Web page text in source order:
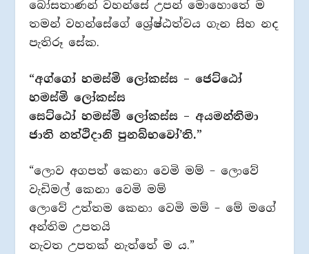
බෝසතාණන් වහන්සේ උපන් මොහොතේ ම
තමන් වහන්සේගේ ශ්‍රේෂ්ඨත්වය ගැන සිහ නද
පැතිරූ සේක.
“අග්ගෝ හමස්මි ලෝකස්ස – ජෙට්ඨෝ
හමස්මි ලෝකස්ස
සෙට්ඨෝ හමස්මි ලෝකස්ස – අයමන්තිමා
ජාති නත්ථිදානි පුනබ්භවෝ’ති.”
“ලොව අගපත් කෙනා වෙමි මම් – ලොවේ
වැඩිමල් කෙනා වෙමි මම්
ලොවේ උත්තම කෙනා වෙමි මම් – මේ මගේ
අන්තිම උපතයි
නැවත උපතක් නැත්තේ ම ය.”